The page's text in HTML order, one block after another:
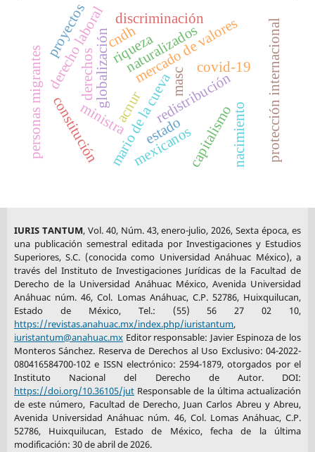
mercado de valores
redistribución
riqueza
capitalismo
globalización
ministra
derecho laboral
mario de la cuevamasc
covid-19
cndh
personas migrantes
discriminación
mexicanos
naturalizados
nacimiento
constitución protección internacional
acnur
derechos
proyectos
estado
IURIS TANTUM, Vol. 40, Núm. 43, enero-julio, 2026, Sexta época, es
una publicación semestral editada por Investigaciones y Estudios
Superiores, S.C. (conocida como Universidad Anáhuac México), a
través del Instituto de Investigaciones Jurídicas de la Facultad de
Derecho de la Universidad Anáhuac México, Avenida Universidad
Anáhuac núm. 46, Col. Lomas Anáhuac, C.P. 52786, Huixquilucan,
Estado de México, Tel.: (55) 56 27 02 10,
https://revistas.anahuac.mx/index.php/iuristantum,
iuristantum@anahuac.mxEditor responsable: Javier Espinoza de los
Monteros Sánchez. Reserva de Derechos al Uso Exclusivo: 04-2022-
080416584700-102 e ISSN electrónico: 2594-1879, otorgados por el
Instituto Nacional del Derecho de Autor. DOI:
https://doi.org/10.36105/jutResponsable de la última actualización
de este número, Facultad de Derecho, Juan Carlos Abreu y Abreu,
Avenida Universidad Anáhuac núm. 46, Col. Lomas Anáhuac, C.P.
52786, Huixquilucan, Estado de México, fecha de la última
modificación: 30 de abril de 2026.